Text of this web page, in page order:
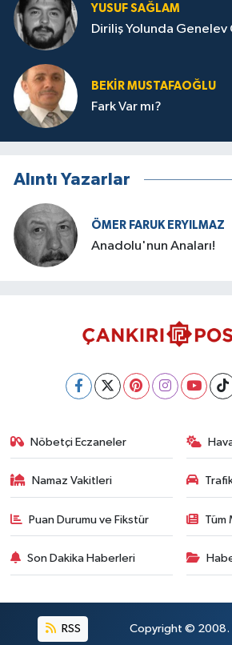
YUSUF SAĞLAM
Diriliş Yolunda Genelev
BEKIR MUSTAFAOĞLU
Fark Var mı?
Alıntı Yazarlar
ÖMER FARUK ERYILMAZ
Anadolu'nun Anaları!
Nöbetçi Eczaneler
Namaz Vakitleri
Puan Durumu ve Fikstür Tüm
Son Dakika Haberleri
RSS Copyright © 2008.